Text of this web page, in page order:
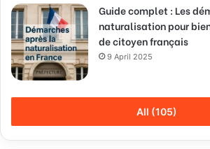
Guide complet : Les
naturalisation pour
de citoyen français
9 April 2025
All (105)